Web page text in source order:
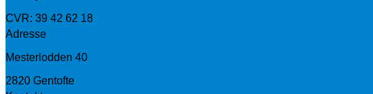
CVR: 39 42 62 18
Adresse
Mesterlodden 40
2820 Gentofte